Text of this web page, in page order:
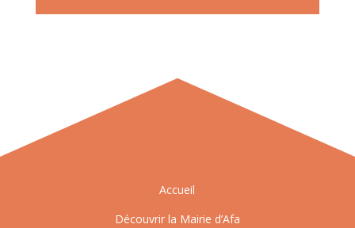
Accueil
Découvrir la Mairie d’Afa